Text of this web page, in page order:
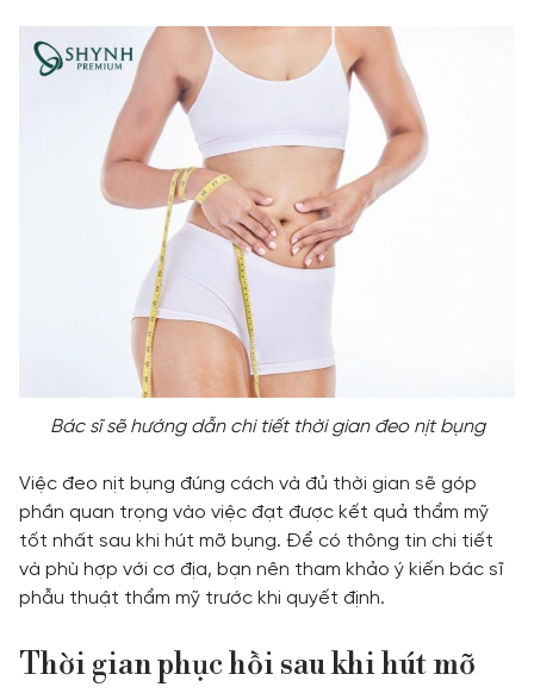
Bác sĩ sẽ hướng dẫn chi tiết thời gian đeo nịt bụng
Việc đeo nịt bụng đúng cách và đủ thời gian sẽ góp
phần quan trọng vào việc đạt được kết quả thẩm mỹ
tốt nhất sau khi hút mỡ bụng. Để có thông tin chi tiết
và phù hợp với cơ địa, bạn nên tham khảo ý kiến bác sĩ
phẫu thuật thẩm mỹ trước khi quyết định.
Thời gian phục hồi sau khi hút mỡ